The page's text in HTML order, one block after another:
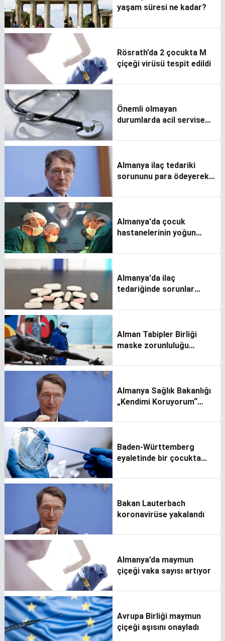
yaşam süresi ne kadar?
Rösrath’da 2 çocukta M
çiçeği virüsü tespit edildi
Önemli olmayan
durumlarda acil servise
katkı payı önerisi
Almanya ilaç tedariki
sorununu para ödeyerek
Almanya'da çocuk
hastanelerinin yoğun
Almanya'da ilaç
tedariğinde sorunlar
Alman Tabipler Birliği
maske zorunluluğu
Almanya Sağlık Bakanlığı
„Kendimi Koruyorum“
Baden-Württemberg
eyaletinde bir çocukta
görüldü
Bakan Lauterbach
koronavirüse yakalandı
Almanya’da maymun
çiçeği vaka sayısı artıyor
Avrupa Birliği maymun
çiçeği aşısını onayladı